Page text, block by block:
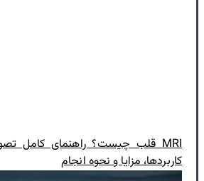
کاربردها، مزایا و نحوه انجام